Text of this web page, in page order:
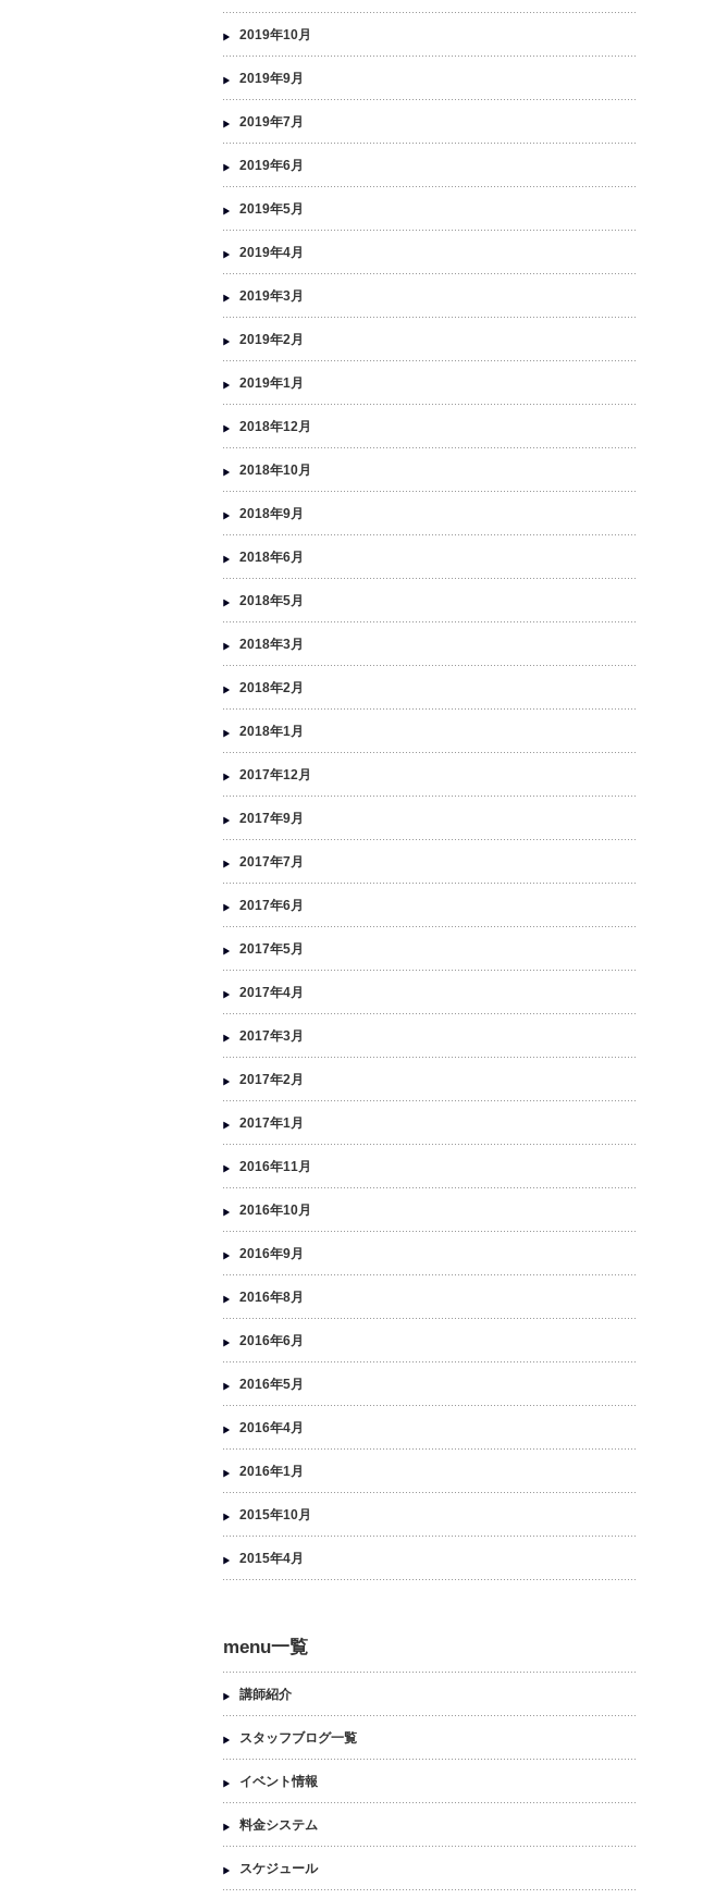
2019年10月
2019年9月
2019年7月
2019年6月
2019年5月
2019年4月
2019年3月
2019年2月
2019年1月
2018年12月
2018年10月
2018年9月
2018年6月
2018年5月
2018年3月
2018年2月
2018年1月
2017年12月
2017年9月
2017年7月
2017年6月
2017年5月
2017年4月
2017年3月
2017年2月
2017年1月
2016年11月
2016年10月
2016年9月
2016年8月
2016年6月
2016年5月
2016年4月
2016年1月
2015年10月
2015年4月
menu一覧
講師紹介
スタッフブログ一覧
イベント情報
料金システム
スケジュール